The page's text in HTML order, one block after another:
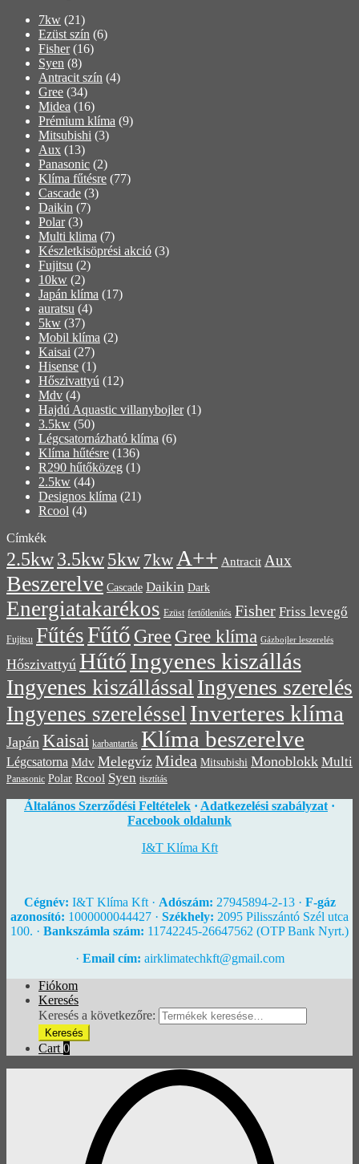
7kw (21)
Ezüst szín (6)
Fisher (16)
Syen (8)
Antracit szín (4)
Gree (34)
Midea (16)
Prémium klíma (9)
Mitsubishi (3)
Aux (13)
Panasonic (2)
Klíma fűtésre (77)
Cascade (3)
Daikin (7)
Polar (3)
Multi klima (7)
Készletkisöprési akció (3)
Fujitsu (2)
10kw (2)
Japán klíma (17)
auratsu (4)
5kw (37)
Mobil klíma (2)
Kaisai (27)
Hisense (1)
Hőszivattyú (12)
Mdv (4)
Hajdú Aquastic villanybojler (1)
3.5kw (50)
Légcsatornázható klíma (6)
Klíma hűtésre (136)
R290 hűtőközeg (1)
2.5kw (44)
Designos klíma (21)
Rcool (4)
Címkék
2.5kw3.5kw5kw 7kw A++ Antracit Aux
Beszerelve Cascade Daikin Dark
Energiatakarékos Ezüst fertőtlenítés Fisher Friss levegő
Fujitsu Fűtés Fűtő Gree Gree klíma Gázbojler leszerelés
Hőszivattyú HűtőIngyenes kiszállás
Ingyenes kiszállással Ingyenes szerelés
Ingyenes szereléssel Inverteres klíma
Japán Kaisai karbantartás Klíma beszerelve
Légcsatorna Mdv Melegvíz Midea Mitsubishi Monoblokk Multi
Panasonic Polar Rcool Syen tisztítás
Általános Szerződési Feltételek · Adatkezelési szabályzat ·
Facebook oldalunk
I&T Klíma Kft
Cégnév: I&T Klíma Kft · Adószám: 27945894-2-13 · F-gáz
azonosító: 1000000044427 · Székhely: 2095 Pilisszántó Szél utca
100. · Bankszámla szám: 11742245-26647562 (OTP Bank Nyrt.)
· Email cím: airklimatechkft@gmail.com
Fiókom
Keresés
Keresés a következőre:
Keresés
Cart 0